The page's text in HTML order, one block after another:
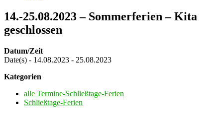
14.-25.08.2023 – Sommerferien – Kita
geschlossen
Datum/Zeit
Date(s) - 14.08.2023 - 25.08.2023
Kategorien
alle Termine-Schließtage-Ferien
Schließtage-Ferien